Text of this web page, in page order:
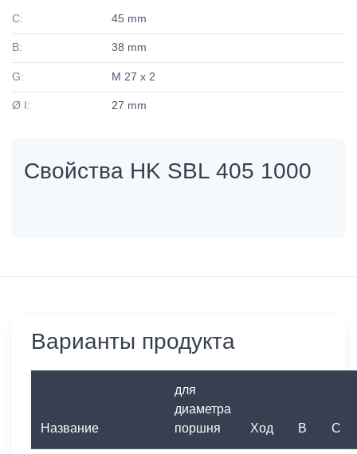
C: 45 mm
B: 38 mm
G: M 27 x 2
Ø I: 27 mm
Свойства HK SBL 405 1000
Варианты продукта
Название
для
диаметра
поршня
Ход B C